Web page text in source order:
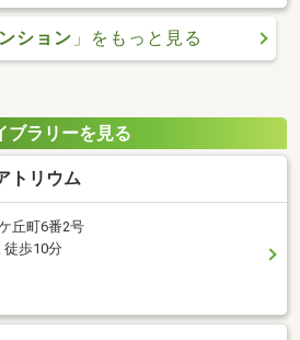
ション 」をもっと見る
ブラリーを見る
トリウム
丘町6番2号
徒歩10分